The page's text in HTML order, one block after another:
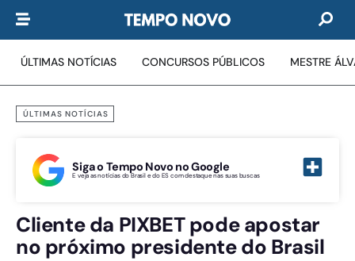
ÚLTIMAS NOTÍCIAS CONCURSOS PÚBLICOS MESTRE
ÚLTIMAS NOTÍCIAS
Siga o Tempo Novo no Google
E veja as notícias do Brasil e do ES com destaque nas suas buscas
Cliente da PIXBET pode apostar
no próximo presidente do Brasil